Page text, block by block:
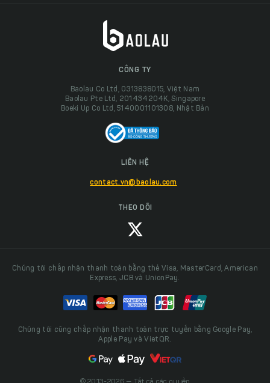
CÔNG TY
Baolau Co Ltd, 0313838015, Việt Nam
Baolau Pte Ltd, 201434204K, Singapore
Boeki Up Co Ltd, 5140001101308, Nhật Bản
LIÊN HỆ
contact.vn@baolau.com
THEO DÕI
Chúng tôi chấp nhận thanh toán bằng thẻ Visa, MasterCard, American
Express, JCB và UnionPay.
Chúng tôi cũng chấp nhận thanh toán trực tuyến bằng Google Pay,
Apple Pay và VietQR.